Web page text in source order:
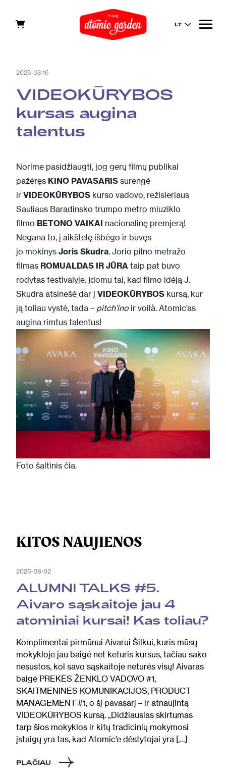
LT
2026-03-16
VIDEOKŪRYBOS
kursas augina
talentus
Norime pasidžiaugti, jog gerų filmų publikai
pažėręs KINO PAVASARIS surengė
ir VIDEOKŪRYBOS kurso vadovo, režisieriaus
Sauliaus Baradinsko trumpo metro miuziklo
filmo BETONO VAIKAI nacionalinę premjerą!
Negana to, į aikštelę išbėgo ir buvęs
jo mokinys Joris Skudra. Jorio pilno metražo
filmas ROMUALDAS IR JŪRA taip pat buvo
rodytas festivalyje. Įdomu tai, kad filmo idėją J.
Skudra atsinešė dar į VIDEOKŪRYBOS kursą, kur
ją toliau vystė, tada – pitch’ino ir voilà. Atomic’as
augina rimtus talentus!
Foto šaltinis čia.
KITOS NAUJIENOS
2026-08-02
ALUMNI TALKS #5.
Aivaro sąskaitoje jau 4
atominiai kursai! Kas toliau?
Komplimentai pirmūnui Aivarui Šilkui, kuris mūsų
mokykloje jau baigė net keturis kursus, tačiau sako
nesustos, kol savo sąskaitoje neturės visų! Aivaras
baigė PREKĖS ŽENKLO VADOVO #1,
SKAITMENINĖS KOMUNIKACIJOS, PRODUCT
MANAGEMENT #1, o šį pavasarį – ir atnaujintą
VIDEOKŪRYBOS kursą. „Didžiausias skirtumas
tarp šios mokyklos ir kitų tradicinių mokymosi
įstaigų yra tas, kad Atomic’e dėstytojai yra […]
PLAČIAU